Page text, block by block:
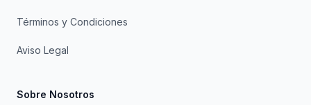
Términos y Condiciones
Aviso Legal
Sobre Nosotros